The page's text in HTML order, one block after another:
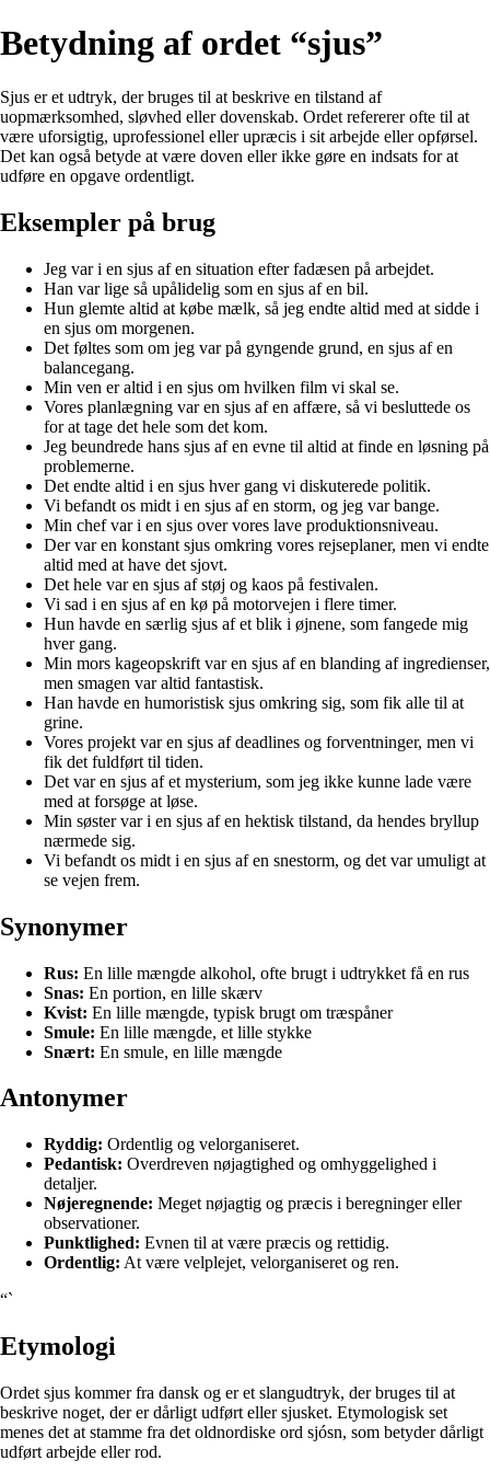
Betydning af ordet “sjus”
Sjus er et udtryk, der bruges til at beskrive en tilstand af
uopmærksomhed, sløvhed eller dovenskab. Ordet refererer ofte til at
være uforsigtig, uprofessionel eller upræcis i sit arbejde eller opførsel.
Det kan også betyde at være doven eller ikke gøre en indsats for at
udføre en opgave ordentligt.
Eksempler på brug
Jeg var i en sjus af en situation efter fadæsen på arbejdet.
Han var lige så upålidelig som en sjus af en bil.
Hun glemte altid at købe mælk, så jeg endte altid med at sidde i
en sjus om morgenen.
Det føltes som om jeg var på gyngende grund, en sjus af en
balancegang.
Min ven er altid i en sjus om hvilken film vi skal se.
Vores planlægning var en sjus af en affære, så vi besluttede os
for at tage det hele som det kom.
Jeg beundrede hans sjus af en evne til altid at finde en løsning på
problemerne.
Det endte altid i en sjus hver gang vi diskuterede politik.
Vi befandt os midt i en sjus af en storm, og jeg var bange.
Min chef var i en sjus over vores lave produktionsniveau.
Der var en konstant sjus omkring vores rejseplaner, men vi endte
altid med at have det sjovt.
Det hele var en sjus af støj og kaos på festivalen.
Vi sad i en sjus af en kø på motorvejen i flere timer.
Hun havde en særlig sjus af et blik i øjnene, som fangede mig
hver gang.
Min mors kageopskrift var en sjus af en blanding af ingredienser,
men smagen var altid fantastisk.
Han havde en humoristisk sjus omkring sig, som fik alle til at
grine.
Vores projekt var en sjus af deadlines og forventninger, men vi
fik det fuldført til tiden.
Det var en sjus af et mysterium, som jeg ikke kunne lade være
med at forsøge at løse.
Min søster var i en sjus af en hektisk tilstand, da hendes bryllup
nærmede sig.
Vi befandt os midt i en sjus af en snestorm, og det var umuligt at
se vejen frem.
Synonymer
Rus: En lille mængde alkohol, ofte brugt i udtrykket få en rus
Snas: En portion, en lille skærv
Kvist: En lille mængde, typisk brugt om træspåner
Smule: En lille mængde, et lille stykke
Snært: En smule, en lille mængde
Antonymer
Ryddig: Ordentlig og velorganiseret.
Pedantisk: Overdreven nøjagtighed og omhyggelighed i
detaljer.
Nøjeregnende: Meget nøjagtig og præcis i beregninger eller
observationer.
Punktlighed: Evnen til at være præcis og rettidig.
Ordentlig: At være velplejet, velorganiseret og ren.
“`
Etymologi
Ordet sjus kommer fra dansk og er et slangudtryk, der bruges til at
beskrive noget, der er dårligt udført eller sjusket. Etymologisk set
menes det at stamme fra det oldnordiske ord sjósn, som betyder dårligt
udført arbejde eller rod.